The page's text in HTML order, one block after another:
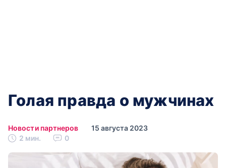
Голая правда о мужчинах
Новости партнеров
15 августа 2023
2 мин.
0